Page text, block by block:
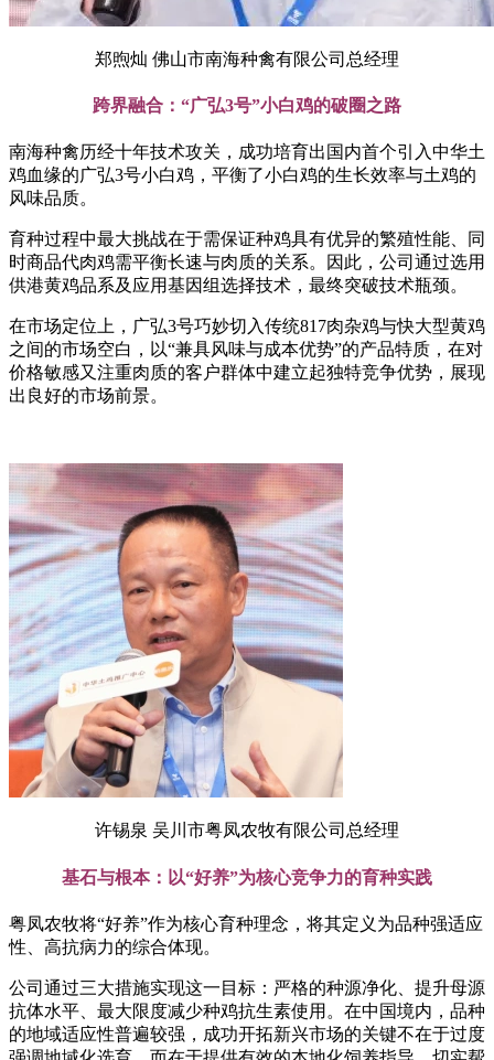
郑煦灿 佛山市南海种禽有限公司总经理
跨界融合：“广弘3号”小白鸡的破圈之路
南海种禽历经十年技术攻关，成功培育出国内首个引入中华土
鸡血缘的广弘3号小白鸡，平衡了小白鸡的生长效率与土鸡的
风味品质。
育种过程中最大挑战在于需保证种鸡具有优异的繁殖性能、同
时商品代肉鸡需平衡长速与肉质的关系。因此，公司通过选用
供港黄鸡品系及应用基因组选择技术，最终突破技术瓶颈。
在市场定位上，广弘3号巧妙切入传统817肉杂鸡与快大型黄鸡
之间的市场空白，以“兼具风味与成本优势”的产品特质，在对
价格敏感又注重肉质的客户群体中建立起独特竞争优势，展现
出良好的市场前景。
许锡泉 吴川市粤凤农牧有限公司总经理
基石与根本：以“好养”为核心竞争力的育种实践
粤凤农牧将“好养”作为核心育种理念，将其定义为品种强适应
性、高抗病力的综合体现。
公司通过三大措施实现这一目标：严格的种源净化、提升母源
抗体水平、最大限度减少种鸡抗生素使用。在中国境内，品种
的地域适应性普遍较强，成功开拓新兴市场的关键不在于过度